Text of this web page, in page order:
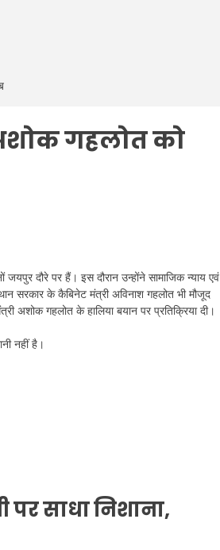
गहलोत को
दौरे पर हैं। इस दौरान उन्होंने सामाजिक न्याय एवं
सरकार के कैबिनेट मंत्री अविनाश गहलोत भी मौजूद
अशोक गहलोत के हालिया बयान पर प्रतिक्रिया दी।
नहीं है।
पर साधा निशाना,